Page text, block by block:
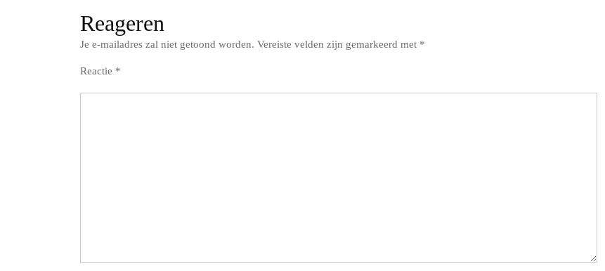
Reageren
Je e-mailadres zal niet getoond worden. Vereiste velden zijn gemarkeerd met *
Reactie *